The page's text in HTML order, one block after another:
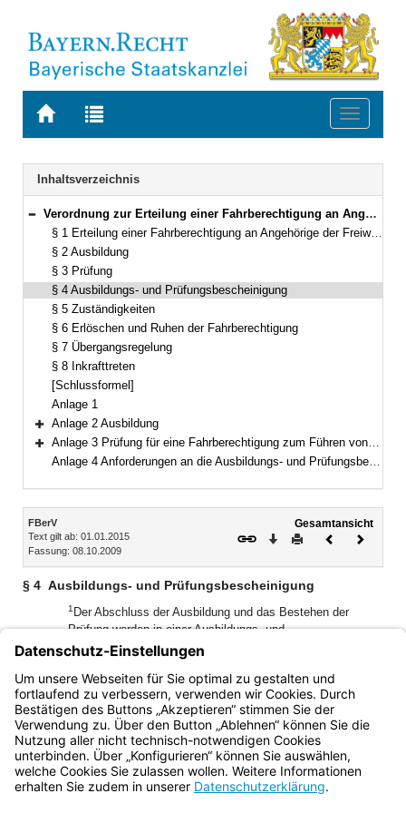
Zur
BAYERN.RECHT
Zur
letzten
Suche
Toggle
Navigation
Inhaltsverzeichnis
Bereich reduzieren
Verordnung zur Erteilung einer Fahrberechtigung an Angehörige der Freiwilligen Feuerwehren, der nach Landesrecht anerkannten Rettungsdienste, des Technischen Hilfswerks und sonstiger Einheiten des Katastrophenschutzes (Bayerische Fahrberechtigungsverordnung – FBerV) Vom 8. Oktober 2009 (GVBl. S. 510, ber. GVBl. 2016 S. 10) BayRS 9210-8-I (§§ 1–8)
§ 1 Erteilung einer Fahrberechtigung an Angehörige der Freiwilligen Feuerwehren, der nach Landesrecht anerkannten Rettungsdienste, des Technischen Hilfswerks und sonstiger Einheiten des Katastrophenschutzes
§ 2 Ausbildung
§ 3 Prüfung
§ 4 Ausbildungs- und Prüfungsbescheinigung
§ 5 Zuständigkeiten
§ 6 Erlöschen und Ruhen der Fahrberechtigung
§ 7 Übergangsregelung
§ 8 Inkrafttreten
[Schlussformel]
Anlage 1
Bereich erweitern
Anlage 2 Ausbildung
Bereich erweitern
Anlage 3 Prüfung für eine Fahrberechtigung zum Führen von Einsatzfahrzeugen der Freiwilligen Feuerwehren, der nach Landesrecht anerkannten Rettungsdienste, des Technischen Hilfswerks und sonstiger Einheiten des Katastrophenschutzes
Anlage 4 Anforderungen an die Ausbildungs- und Prüfungsbescheinigung
Inhalt
FBerV
Text gilt ab: 01.01.2015
Fassung: 08.10.2009
Gesamtansicht
Download
DruckenVorheriges
§ 4 Ausbildungs- und Prüfungsbescheinigung
1 Der Abschluss der Ausbildung und das Bestehen der
Prüfung werden in einer Ausbildungs- und
Prüfungsbescheinigung, die den Anforderungen der
entsprechen muss, bestätigt.
Prüfungsbescheinigung ist der zur Erteilung der
Fahrberechtigung zuständigen Stelle auszuhändigen.
Bayern.de
BayernPortal